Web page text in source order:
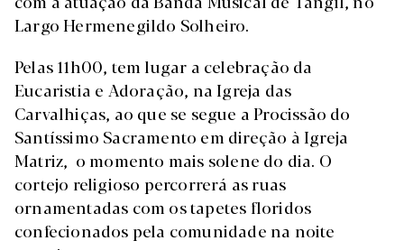
Largo Hermenegildo Solheiro.
Pelas 11h00, tem lugar a celebração da
Eucaristia e Adoração, na Igreja das
Carvalhiças, ao que se segue a Procissão do
Santíssimo Sacramento em direção à Igreja
Matriz, o momento mais solene do dia. O
cortejo religioso percorrerá as ruas
ornamentadas com os tapetes floridos
confecionados pela comunidade na noite